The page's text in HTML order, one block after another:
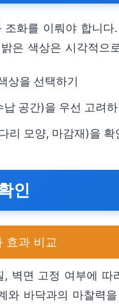
화를 이뤄야 합니
은 색상은 시각적으
상을 선택하기
공간)을 우선 고려하
리 모양, 마감재)을 확
인
효과 비교
벽면 고정 여부에
와 바닥과의 마찰력